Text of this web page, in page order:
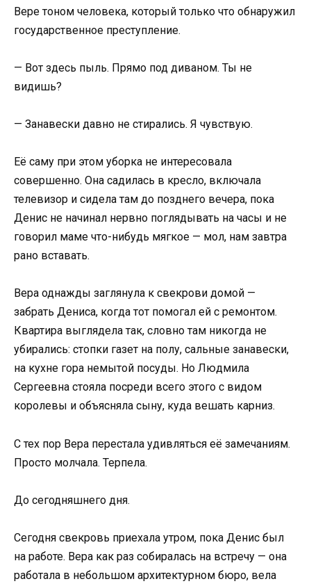
Вере тоном человека, который только что обнаружил
государственное преступление.
— Вот здесь пыль. Прямо под диваном. Ты не
видишь?
— Занавески давно не стирались. Я чувствую.
Её саму при этом уборка не интересовала
совершенно. Она садилась в кресло, включала
телевизор и сидела там до позднего вечера, пока
Денис не начинал нервно поглядывать на часы и не
говорил маме что-нибудь мягкое — мол, нам завтра
рано вставать.
Вера однажды заглянула к свекрови домой —
забрать Дениса, когда тот помогал ей с ремонтом.
Квартира выглядела так, словно там никогда не
убирались: стопки газет на полу, сальные занавески,
на кухне гора немытой посуды. Но Людмила
Сергеевна стояла посреди всего этого с видом
королевы и объясняла сыну, куда вешать карниз.
С тех пор Вера перестала удивляться её замечаниям.
Просто молчала. Терпела.
До сегодняшнего дня.
Сегодня свекровь приехала утром, пока Денис был
на работе. Вера как раз собиралась на встречу — она
работала в небольшом архитектурном бюро, вела